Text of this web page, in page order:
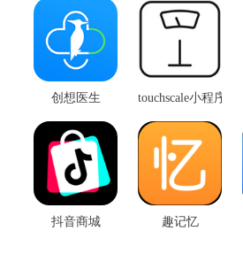
创想医生 touchscale小程序
抖音商城 趣记忆